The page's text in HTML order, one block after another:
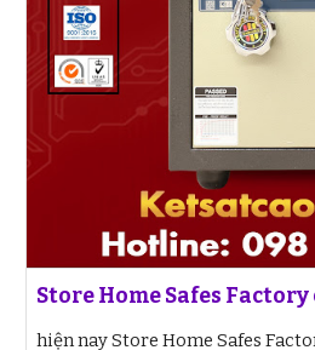
Store Home Safes Factory
hiện nay Store Home Safes